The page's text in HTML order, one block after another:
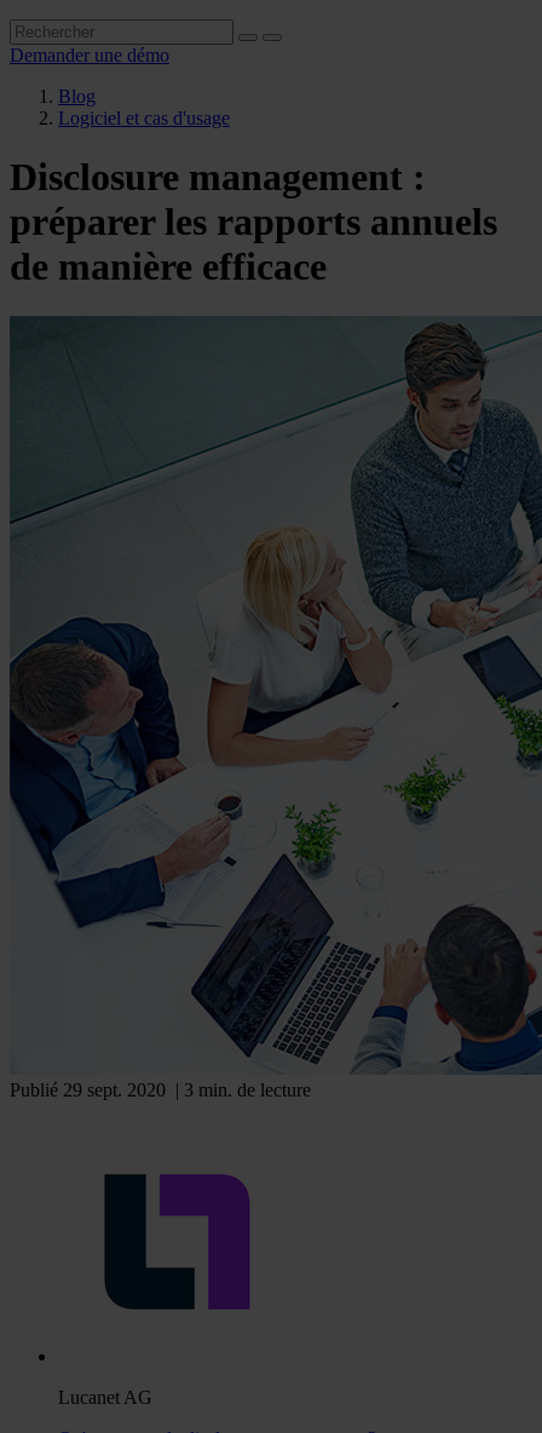
Demander une démo
Blog
Logiciel et cas d'usage
Disclosure management :
préparer les rapports annuels
de manière efficace
Publié 29 sept. 2020 | 3 min. de lecture
Lucanet AG